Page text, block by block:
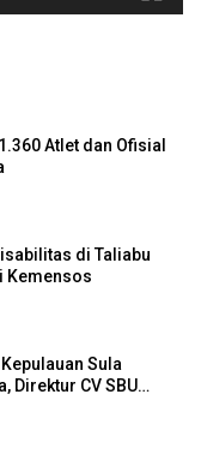
Atlet dan Ofisial
di Taliabu
Kemensos
Sula
Direktur CV SBU